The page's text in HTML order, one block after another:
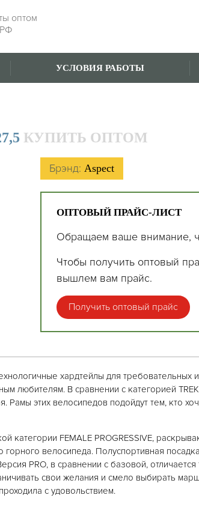
оптом
УСЛОВИЯ РАБОТЫ
КУПИТЬ ОПТОМ
Брэнд: Aspect
ОПТОВЫЙ ПРАЙС-ЛИСТ
Обращаем ваше внимание,
Чтобы получить оптовый
вышлем вам прайс.
Получить оптовый прайс
хардтейлы для
любителям. В сравнении с категорией
Рамы этих велосипедов подойдут тем, кто
категории FEMALE PROGRESSIVE,
велосипеда. Полуспортивная
PRO, в сравнении с базовой,
свои желания и смело выбирать
с удовольствием.